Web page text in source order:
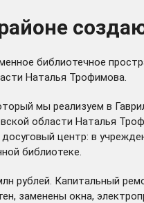
библиотечное
Наталья Трофимова.
мы реализуем в
области Наталья
центр: в
библиотеке.
рублей. Капитальный
заменены окна,